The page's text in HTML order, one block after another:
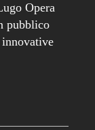
Opera
pubblico
innovative